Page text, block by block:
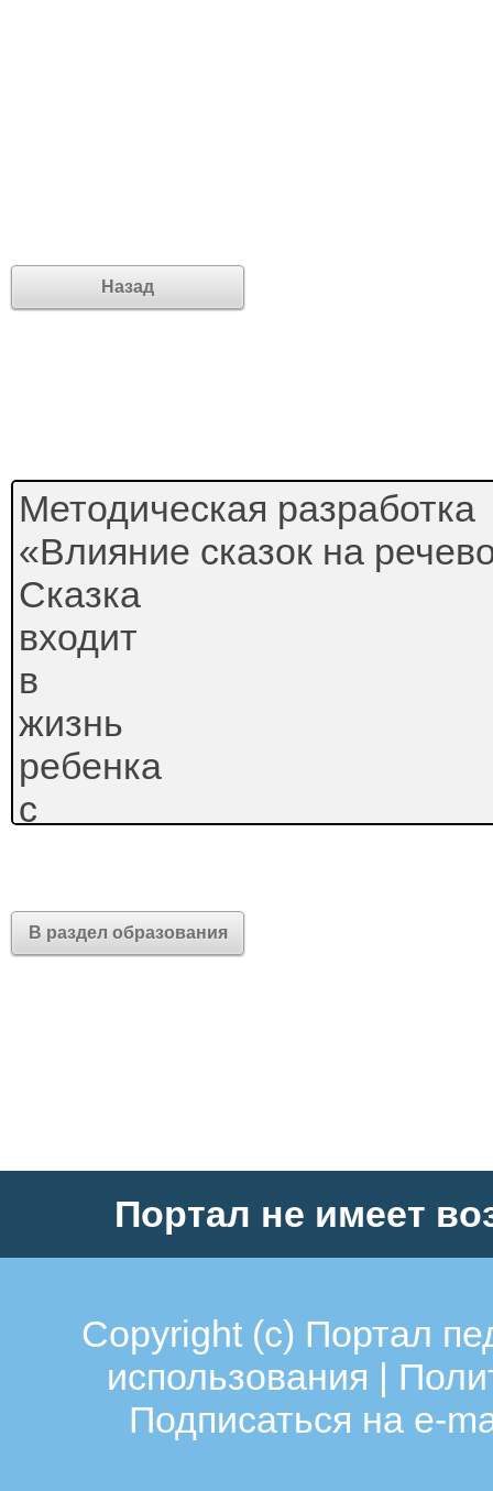
Назад
Методическая разработка
«Влияние сказок на
Сказка
входит
в
жизнь
ребенка
с
возраста,
начинается его
знакомство с миром
окружающим миром в
получает свои первые
представления о добре и
отваге и трусости.
В раздел образования
Портал не имеет
Copyright (c) Портал
использования |
Подписаться на e-